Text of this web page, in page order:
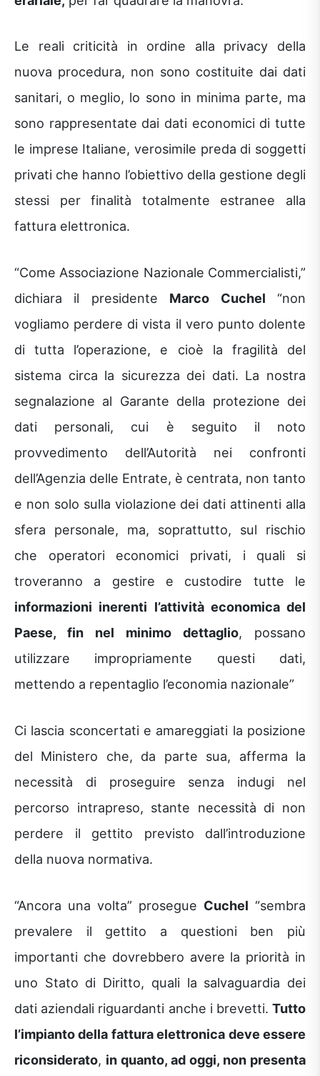
Le reali criticità in ordine alla privacy della
nuova procedura, non sono costituite dai dati
sanitari, o meglio, lo sono in minima parte, ma
sono rappresentate dai dati economici di tutte
le imprese Italiane, verosimile preda di soggetti
privati che hanno l’obiettivo della gestione degli
stessi per finalità totalmente estranee alla
fattura elettronica.
“Come Associazione Nazionale Commercialisti,”
dichiara il presidente Marco Cuchel “non
vogliamo perdere di vista il vero punto dolente
di tutta l’operazione, e cioè la fragilità del
sistema circa la sicurezza dei dati. La nostra
segnalazione al Garante della protezione dei
dati personali, cui è seguito il noto
provvedimento dell’Autorità nei confronti
dell’Agenzia delle Entrate, è centrata, non tanto
e non solo sulla violazione dei dati attinenti alla
sfera personale, ma, soprattutto, sul rischio
che operatori economici privati, i quali si
troveranno a gestire e custodire tutte le
informazioni inerenti l’attività economica del
Paese, fin nel minimo dettaglio, possano
utilizzare impropriamente questi dati,
mettendo a repentaglio l’economia nazionale”
Ci lascia sconcertati e amareggiati la posizione
del Ministero che, da parte sua, afferma la
necessità di proseguire senza indugi nel
percorso intrapreso, stante necessità di non
perdere il gettito previsto dall’introduzione
della nuova normativa.
“Ancora una volta” prosegue Cuchel “sembra
prevalere il gettito a questioni ben più
importanti che dovrebbero avere la priorità in
uno Stato di Diritto, quali la salvaguardia dei
dati aziendali riguardanti anche i brevetti. Tutto
l’impianto della fattura elettronica deve essere
riconsiderato, in quanto, ad oggi, non presenta